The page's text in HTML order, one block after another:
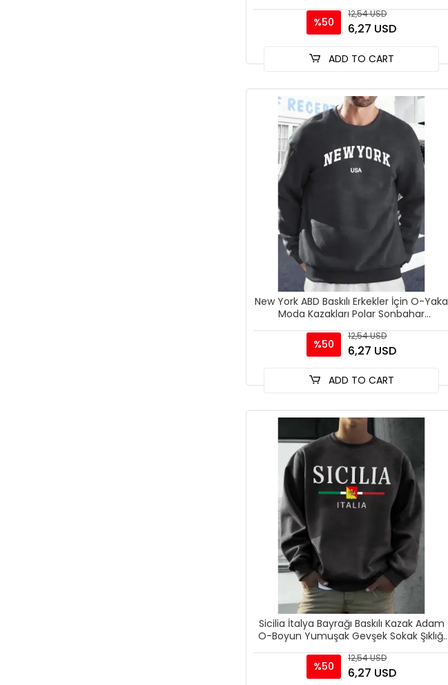
%50
12,54 USD
6,27 USD
ADD TO CART
New York ABD Baskılı Erkekler İçin O-Yaka
Moda Kazakları Polar Sonbahar
%50
12,54 USD
6,27 USD
ADD TO CART
Sicilia İtalya Bayrağı Baskılı Kazak Adam
O-Boyun Yumuşak Gevşek Sokak Şıklığı
%50
12,54 USD
6,27 USD